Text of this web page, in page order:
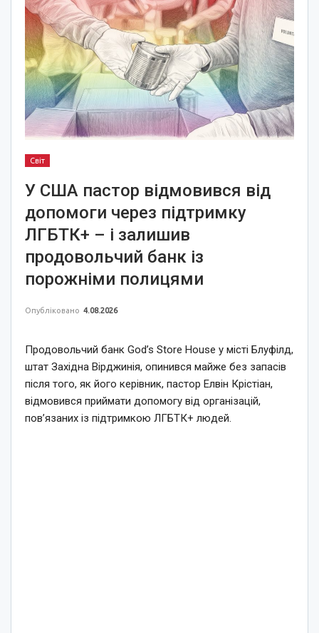
Світ
У США пастор відмовився від
допомоги через підтримку
ЛГБТК+ – і залишив
продовольчий банк із
порожніми полицями
Опубліковано 4.08.2026
Продовольчий банк God’s Store House у місті Блуфілд,
штат Західна Вірджинія, опинився майже без запасів
після того, як його керівник, пастор Елвін Крістіан,
відмовився приймати допомогу від організацій,
пов’язаних із підтримкою ЛГБТК+ людей.